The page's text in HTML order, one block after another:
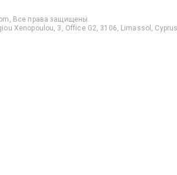
Все права защищены.
Xenopoulou, 3, Office G2, 3106, Limassol,